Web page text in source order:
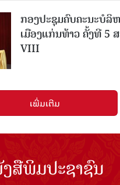
ກອງປະຊຸມຄົບຄະນະບໍລິ
ເມືອງແກ່ນ​ທ້າວ ຄັ້ງທີ 5
VIII
ເພີ່ມເຕີມ
ສືພິມປະຊາຊົນ